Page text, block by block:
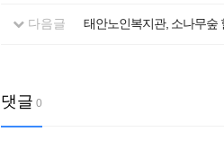
다음글 태안노인복지관, 소나무숲
댓글 0